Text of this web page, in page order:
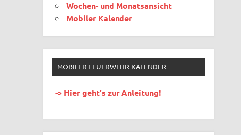
Wochen- und Monatsansicht
Mobiler Kalender
MOBILER FEUERWEHR-KALENDER
-> Hier geht's zur Anleitung!